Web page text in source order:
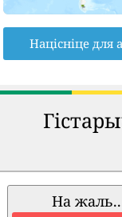
Націсніце для
На